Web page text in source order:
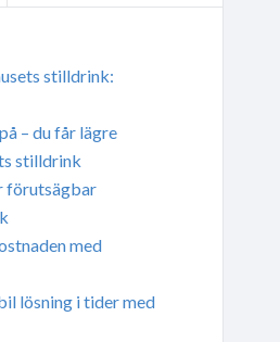
stilldrink:
– du får lägre
stilldrink
förutsägbar
med
lösning i tider med